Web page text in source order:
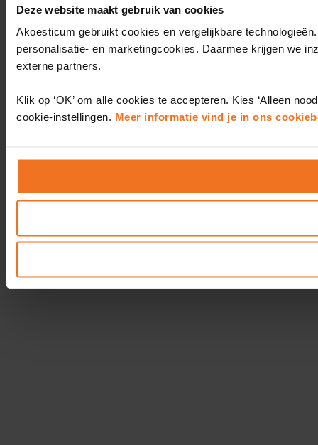
Deze website maakt gebruik van cookies
Akoesticum gebruikt cookies en vergelijkbare
personalisatie- en marketingcookies. Daarmee krijgen we
externe partners.
Klik op ‘OK’ om alle cookies te accepteren. Kies ‘Alleen
cookie-instellingen. Meer informatie vind je in ons